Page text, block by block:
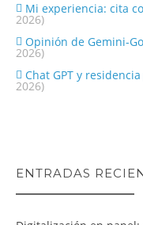
Mi experiencia: cita
2026)
Opinión de Gemini-
2026)
Chat GPT y
2026)
ENTRADAS